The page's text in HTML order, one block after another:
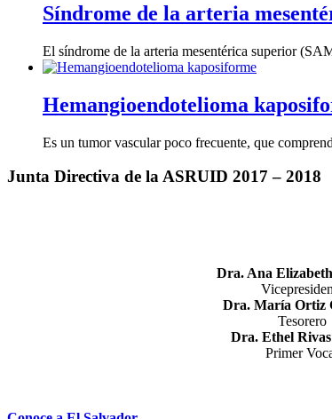
Síndrome de la arteria
El síndrome de la arteria mesentérica superior
Hemangioendotelioma
Es un tumor vascular poco frecuente, que
Junta Directiva de la ASRUID 2017 – 2018
Dra. Ana
Dra. María Ortiz
Tesorero
Dra. Ethel
Primer